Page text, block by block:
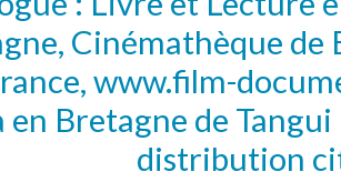
Cinémathèque de
www.film-
en Bretagne de
distribution